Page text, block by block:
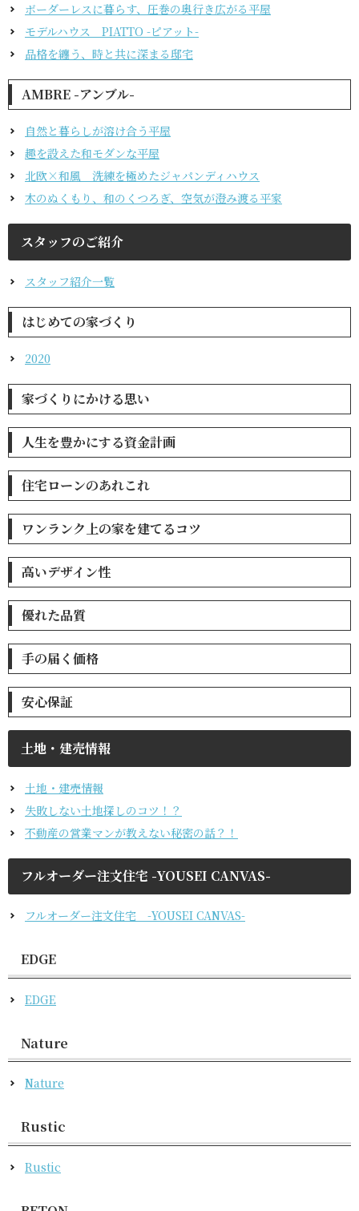
ボーダーレスに暮らす、圧巻の奥行き広がる平屋
モデルハウス PIATTO -ピアット-
品格を纏う、時と共に深まる邸宅
AMBRE -アンブル-
自然と暮らしが溶け合う平屋
趣を設えた和モダンな平屋
北欧×和風 洗練を極めたジャパンディハウス
木のぬくもり、和のくつろぎ、空気が澄み渡る平家
スタッフのご紹介
スタッフ紹介一覧
はじめての家づくり
2020
家づくりにかける思い
人生を豊かにする資金計画
住宅ローンのあれこれ
ワンランク上の家を建てるコツ
高いデザイン性
優れた品質
手の届く価格
安心保証
土地・建売情報
土地・建売情報
失敗しない土地探しのコツ！？
不動産の営業マンが教えない秘密の話？！
フルオーダー注文住宅 -YOUSEI CANVAS-
フルオーダー注文住宅 -YOUSEI CANVAS-
EDGE
EDGE
Nature
Nature
Rustic
Rustic